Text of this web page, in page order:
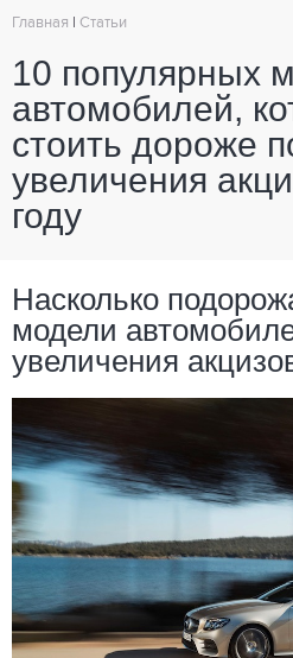
Главная Статьи
10 популярных
автомобилей,
стоить дороже
увеличения
году
Насколько
модели
увеличения